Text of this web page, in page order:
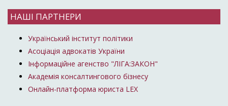
НАШІ ПАРТНЕРИ
Український інститут політики
Асоціація адвокатів України
Інформаційне агенство "ЛІГА:ЗАКОН"
Академія консалтингового бізнесу
Онлайн-платформа юриста LEX